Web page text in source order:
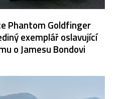
Phantom Goldfinger
exemplář oslavující
o Jamesu Bondovi